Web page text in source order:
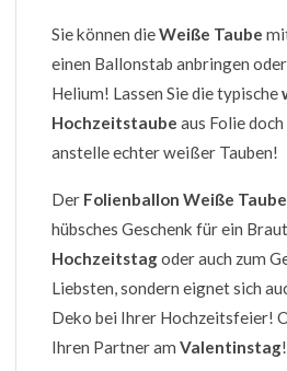
Sie können dieWeiße Taube
einen Ballonstab anbringen
Helium! Lassen Sie die typische
Hochzeitstaube aus Folie
anstelle echter weißer Tauben!
Der Folienballon Weiße Taube
hübsches Geschenk für ein
Hochzeitstagoder auch zum
Liebsten, sondern eignet sich
Deko bei Ihrer Hochzeitsfeier!
Ihren Partner am Valentinstag!